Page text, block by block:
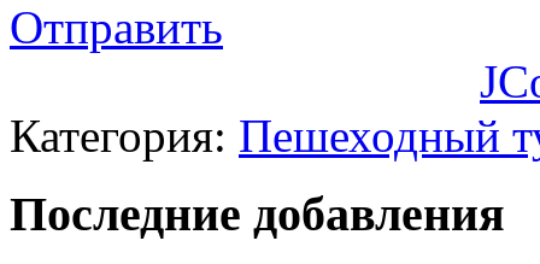
Отправить
Категория: Пешеходный
Последние добавления